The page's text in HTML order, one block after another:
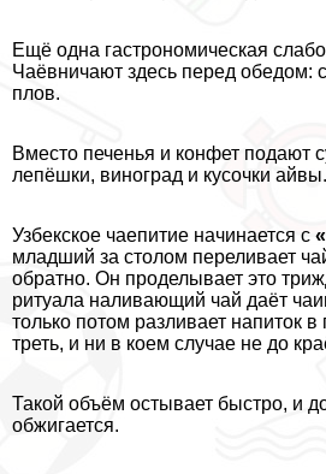
Ещё одна гастрономическая
Чаёвничают здесь перед обедом:
плов.
Вместо печенья и конфет подают
лепёшки, виноград и кусочки айвы.
Узбекское чаепитие начинается с
младший за столом переливает
обратно. Он проделывает это
ритуала наливающий чай даёт
только потом разливает напиток
треть, и ни в коем случае не до
Такой объём остывает быстро, и
обжигается.